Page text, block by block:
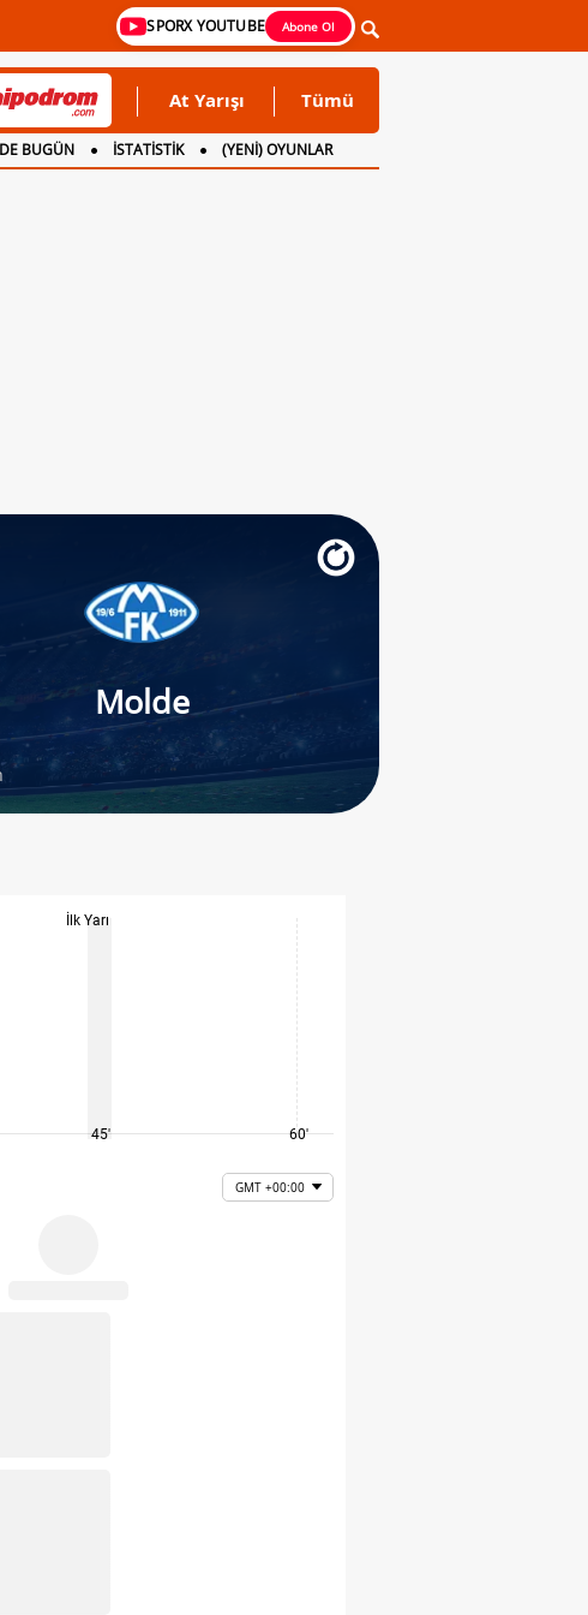
SPORX YOUTUBE Abone Ol
At Yarışı Tümü
BUGÜN İSTATİSTİK (YENİ) OYUNLAR
Molde
İlk Yarı
45' 60'
GMT +00:00